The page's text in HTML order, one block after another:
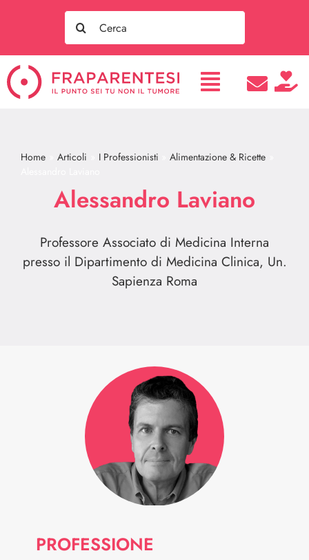
Search
for:
Home Articoli I Professionisti
Alimentazione & Ricette
Alessandro Laviano
Professore Associato di Medicina Interna
presso il Dipartimento di Medicina Clinica, Un.
Sapienza Roma
PROFESSIONE